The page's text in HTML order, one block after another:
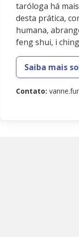
taróloga há
desta prática,
humana,
feng shui, i
Saiba mais
Contato: